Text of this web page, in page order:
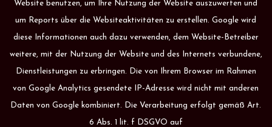
Website benutzen, um Ihre Nutzung der Website auszuwerten und
um Reports über die Websiteaktivitäten zu erstellen. Google wird
diese Informationen auch dazu verwenden, dem Website-Betreiber
weitere, mit der Nutzung der Website und des Internets verbundene,
Dienstleistungen zu erbringen. Die von Ihrem Browser im Rahmen
von Google Analytics gesendete IP-Adresse wird nicht mit anderen
Daten von Google kombiniert. Die Verarbeitung erfolgt gemäß Art.
6 Abs. 1 lit. f DSGVO auf